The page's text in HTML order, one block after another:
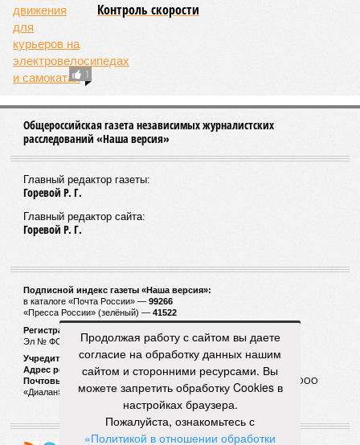
1
Контроль скорости
Общероссийская газета независимых журналистских
расследований «Наша версия»
Главный редактор газеты:
Горевой Р. Г.
Главный редактор сайта:
Горевой Р. Г.
Подписной индекс газеты «Наша версия»:
в каталоге «Почта России» — 99266
«Пресса России» (зелёный) — 41522
Регистрационный номер Роскомнадзора
Эл № ФС77-53847 от 26.04.2013.
Учредитель ООО «Версия»
Адрес редакции:123100, Россия, Москва, улица 1905 года, 7с1
Почтовый адрес редакции:
123022, Россия, Москва, а/я 29. для ООО
«Диалан»
Продолжая работу с сайтом вы даете
согласие на обработку данных нашим
сайтом и сторонними ресурсами. Вы
можете запретить обработку Cookies в
настройках браузера.
Пожалуйста, ознакомьтесь с
«Политикой в отношении обработки